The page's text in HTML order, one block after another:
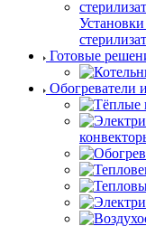
Готовые
Обогреватели